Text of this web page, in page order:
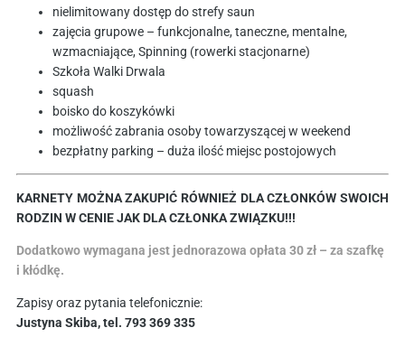
nielimitowany dostęp do strefy saun
zajęcia grupowe – funkcjonalne, taneczne, mentalne,
wzmacniające, Spinning (rowerki stacjonarne)
Szkoła Walki Drwala
squash
boisko do koszykówki
możliwość zabrania osoby towarzyszącej w weekend
bezpłatny parking – duża ilość miejsc postojowych
KARNETY MOŻNA ZAKUPIĆ RÓWNIEŻ DLA CZŁONKÓW SWOICH
RODZIN W CENIE JAK DLA CZŁONKA ZWIĄZKU!!!
Dodatkowo wymagana jest jednorazowa opłata 30 zł – za szafkę
i kłódkę.
Zapisy oraz pytania telefonicznie:
Justyna Skiba, tel. 793 369 335